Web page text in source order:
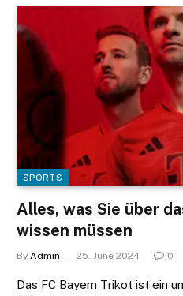
SPORTS
Alles, was Sie über
wissen müssen
By Admin 25. June 2024 0
Das FC Bayern Trikot ist ein